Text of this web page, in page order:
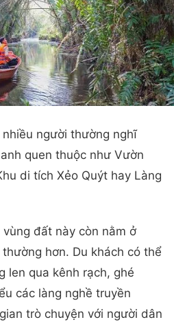
người thường nghĩ
quen thuộc như Vườn
di tích Xẻo Quýt hay Làng
đất này còn nằm ở
hơn. Du khách có thể
len qua kênh rạch, ghé
các làng nghề truyền
trò chuyện với người dân